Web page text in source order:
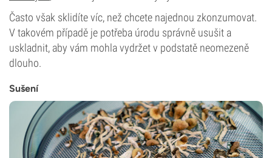
Často však sklidíte víc, než chcete najednou zkonzumovat.
V takovém případě je potřeba úrodu správně usušit a
uskladnit, aby vám mohla vydržet v podstatě neomezeně
dlouho.
Sušení